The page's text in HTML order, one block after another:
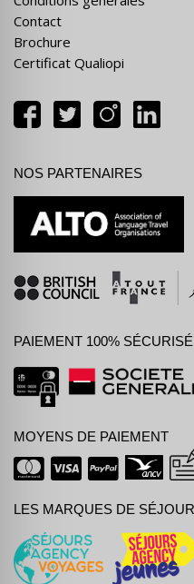
Contact
Brochure
Certificat Qualiopi
NOS PARTENAIRES
PAIEMENT 100% SÉCURISÉ
MOYENS DE PAIEMENT
LES MARQUES DE